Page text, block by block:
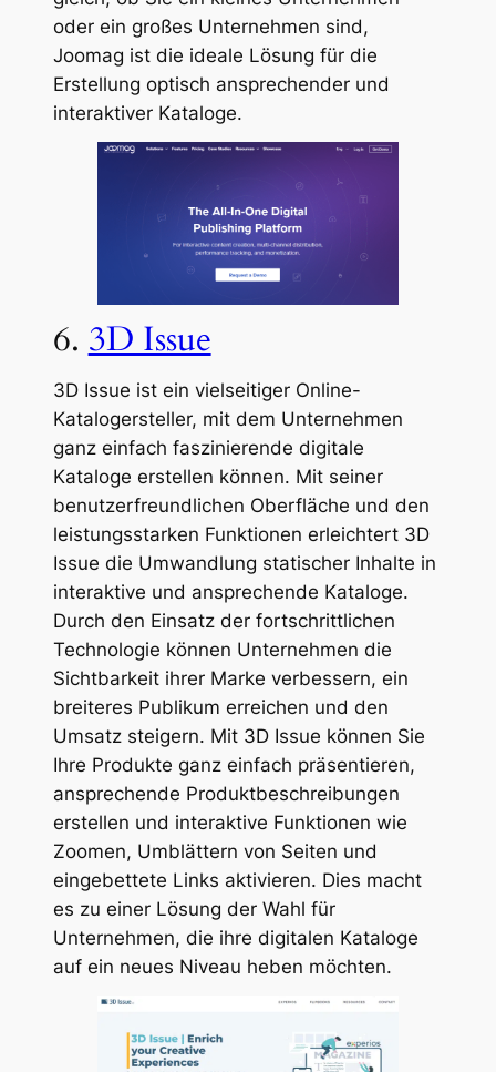
oder ein großes Unternehmen sind,
Joomag ist die ideale Lösung für die
Erstellung optisch ansprechender und
interaktiver Kataloge.
6. 3D Issue
3D Issue ist ein vielseitiger Online-
Katalogersteller, mit dem Unternehmen
ganz einfach faszinierende digitale
Kataloge erstellen können. Mit seiner
benutzerfreundlichen Oberfläche und den
leistungsstarken Funktionen erleichtert 3D
Issue die Umwandlung statischer Inhalte in
interaktive und ansprechende Kataloge.
Durch den Einsatz der fortschrittlichen
Technologie können Unternehmen die
Sichtbarkeit ihrer Marke verbessern, ein
breiteres Publikum erreichen und den
Umsatz steigern. Mit 3D Issue können Sie
Ihre Produkte ganz einfach präsentieren,
ansprechende Produktbeschreibungen
erstellen und interaktive Funktionen wie
Zoomen, Umblättern von Seiten und
eingebettete Links aktivieren. Dies macht
es zu einer Lösung der Wahl für
Unternehmen, die ihre digitalen Kataloge
auf ein neues Niveau heben möchten.